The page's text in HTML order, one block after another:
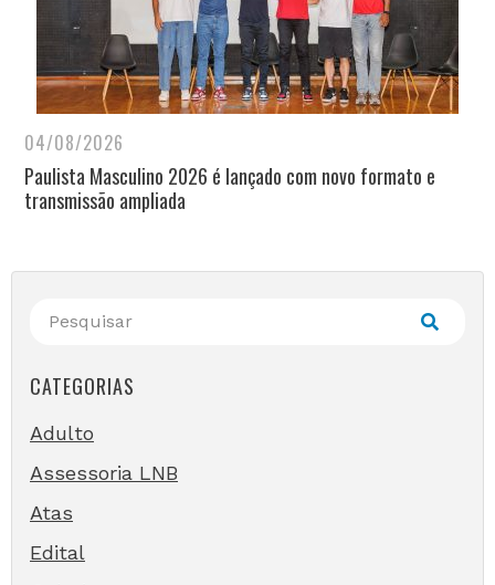
04/08/2026
Paulista Masculino 2026 é lançado com novo formato e
transmissão ampliada
CATEGORIAS
Adulto
Assessoria LNB
Atas
Edital